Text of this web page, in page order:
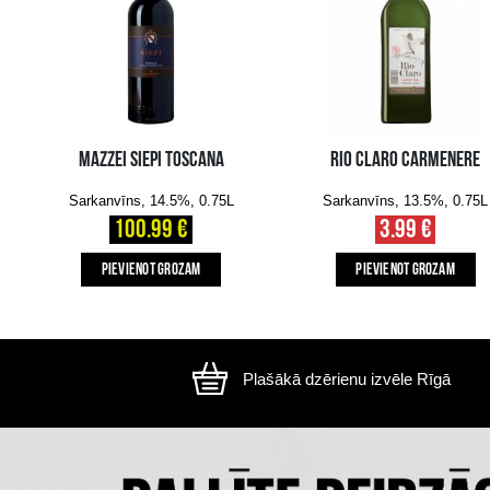
Attēls ir ilustratīvs, preces izskats var
CITI MŪSU KLIENTI IZVĒLAS